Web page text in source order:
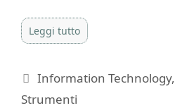
Leggi tutto
Categorie
Information Technology,
Strumenti